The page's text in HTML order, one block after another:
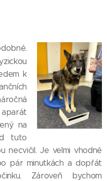
k
na
tuto
necvičil. Je velmi vhodné
pár minutkách a dopřát
Zároveň bychom